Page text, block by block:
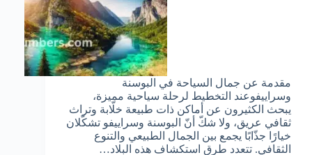
مقدمة عن جمال السياحة في البوسنة
وسراييفوعند التخطيط لرحلة سياحية مميزة،
يبحث الكثيرون عن أماكن ذات طبيعة خلّابة وتراث
ثقافي عريق، ولا شكّ أنّ البوسنة وسراييفو تشكّلان
خيارًا جذّابًا يجمع بين الجمال الطبيعي والتنوع
الثقافي. تتعدد طرق استكشاف هذه البلاد…